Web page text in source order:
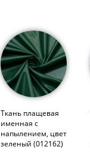
Ткань плащевая
именная с
напылением, цвет
зеленый (012162)